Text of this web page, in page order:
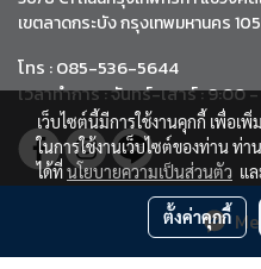
เขตลาดกระบัง กรุงเทพมหานคร
โทร : 085-536-5644
เวลาทำการ : จันทร์-เสาร์ : 9:00
เว็บไซต์นี้มีการใช้งานคุกกี้ เพื่อ
ในการใช้งานเว็บไซต์ของท่าน ท่
ได้ที่นโยบายความเป็นส่วนตัว แ
ตั้งค่าคุกกี้